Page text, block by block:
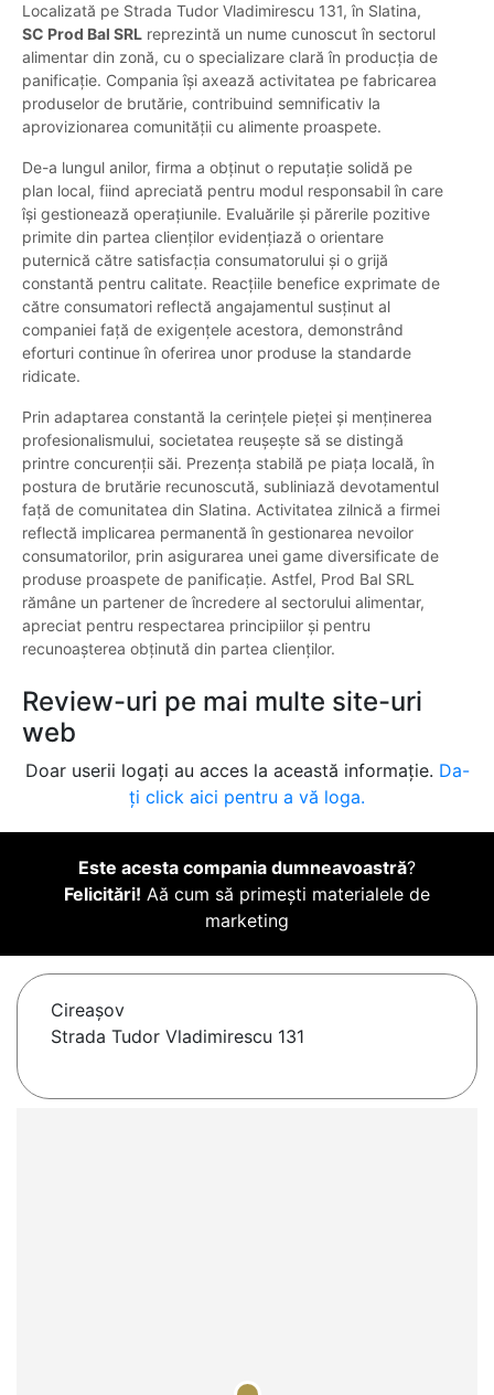
Localizată pe Strada Tudor Vladimirescu 131, în Slatina,
SC Prod Bal SRL reprezintă un nume cunoscut în sectorul
alimentar din zonă, cu o specializare clară în producția de
panificație. Compania își axează activitatea pe fabricarea
produselor de brutărie, contribuind semnificativ la
aprovizionarea comunității cu alimente proaspete.
De-a lungul anilor, firma a obținut o reputație solidă pe
plan local, fiind apreciată pentru modul responsabil în care
își gestionează operațiunile. Evaluările și părerile pozitive
primite din partea clienților evidențiază o orientare
puternică către satisfacția consumatorului și o grijă
constantă pentru calitate. Reacțiile benefice exprimate de
către consumatori reflectă angajamentul susținut al
companiei față de exigențele acestora, demonstrând
eforturi continue în oferirea unor produse la standarde
ridicate.
Prin adaptarea constantă la cerințele pieței și menținerea
profesionalismului, societatea reușește să se distingă
printre concurenții săi. Prezența stabilă pe piața locală, în
postura de brutărie recunoscută, subliniază devotamentul
față de comunitatea din Slatina. Activitatea zilnică a firmei
reflectă implicarea permanentă în gestionarea nevoilor
consumatorilor, prin asigurarea unei game diversificate de
produse proaspete de panificație. Astfel, Prod Bal SRL
rămâne un partener de încredere al sectorului alimentar,
apreciat pentru respectarea principiilor și pentru
recunoașterea obținută din partea clienților.
Review-uri pe mai multe site-uri
web
Doar userii logați au acces la această informație. Da-
ți click aici pentru a vă loga.
Este acesta compania dumneavoastră?
Felicitări! Aă cum să primești materialele de
marketing
Cireaşov
Strada Tudor Vladimirescu 131